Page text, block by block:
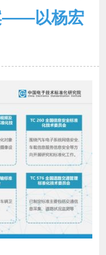
——以杨宏